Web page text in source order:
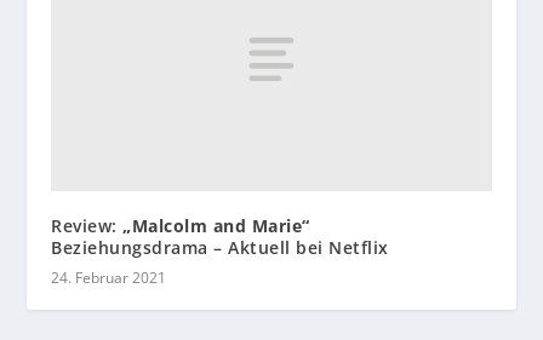
Review:„Malcolm and Marie“
Beziehungsdrama – Aktuell bei Netflix
24. Februar 2021